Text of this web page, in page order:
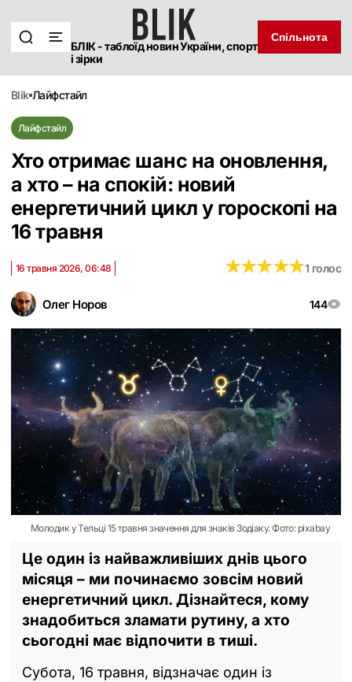
БЛІК - таблоїд новин України, спорт
і зірки
Спільнота
blik лайфстайл
Лайфстайл
Хто отримає шанс на оновлення,
а хто – на спокій: новий
енергетичний цикл у гороскопі на
16 травня
Олег Норов 144
16 травня 2026, 06:48 ★★★★★
★★★★★1 голос
Молодик у Тельці 15 травня значення для знаків Зодіаку. Фото: pixabay
Це один із найважливіших днів цього
місяця – ми починаємо зовсім новий
енергетичний цикл. Дізнайтеся, кому
знадобиться зламати рутину, а хто
сьогодні має відпочити в тиші.
Субота, 16 травня, відзначає один із